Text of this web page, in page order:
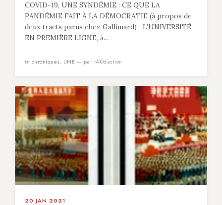
COVID-19, UNE SYNDÉMIE : CE QUE LA
PANDÉMIE FAIT À LA DÉMOCRATIE (à propos de
deux tracts parus chez Gallimard) L’UNIVERSITÉ
EN PREMIÈRE LIGNE, à...
in chroniques, UNE — par rÃ©daction
20 JAN 2021